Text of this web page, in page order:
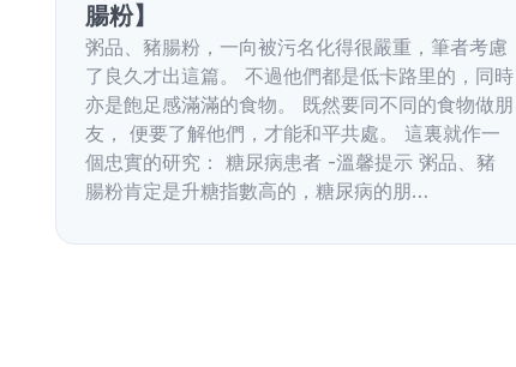
腸粉】
粥品、豬腸粉，一向被污名化得很嚴重，筆者考慮
了良久才出這篇。 不過他們都是低卡路里的，同時
亦是飽足感滿滿的食物。 既然要同不同的食物做朋
友， 便要了解他們，才能和平共處。 這裏就作一
個忠實的研究： 糖尿病患者 -溫馨提示 粥品、豬
腸粉肯定是升糖指數高的，糖尿病的朋…